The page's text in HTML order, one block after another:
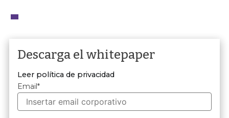
Descarga el whitepaper
Leer política de privacidad
Email*